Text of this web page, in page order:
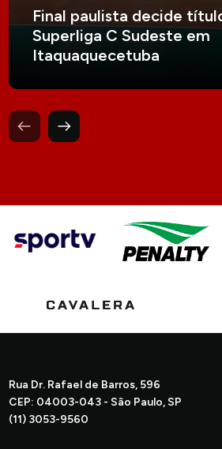
Final paulista decide
Superliga C Sudeste em
Itaquaquecetuba
Rua Dr. Rafael de Barros, 596
CEP: 04003-043 - São Paulo, SP
(11) 3053-9560